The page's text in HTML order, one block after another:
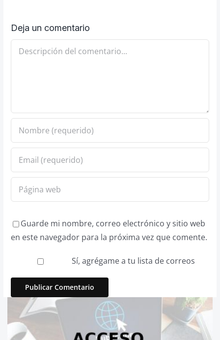
Deja un comentario
Comentario
Guarde mi nombre, correo electrónico y sitio web
en este navegador para la próxima vez que comente.
Sí, agrégame a tu lista de correos